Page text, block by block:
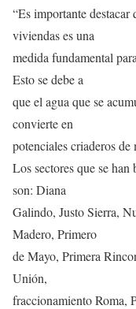
“Es importante
viviendas es una
medida fundamental
Esto se debe a
que el agua que se
convierte en
potenciales criaderos de
Los sectores que se
son: Diana
Galindo, Justo Sierra,
Madero, Primero
de Mayo, Primera
Unión,
fraccionamiento Roma,